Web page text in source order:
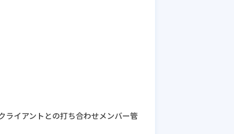
イアントとの打ち合わせメンバー管